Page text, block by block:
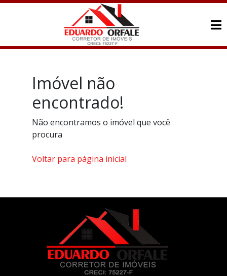
Imóvel não
encontrado!
Não encontramos o imóvel que você
procura
Voltar para página inicial